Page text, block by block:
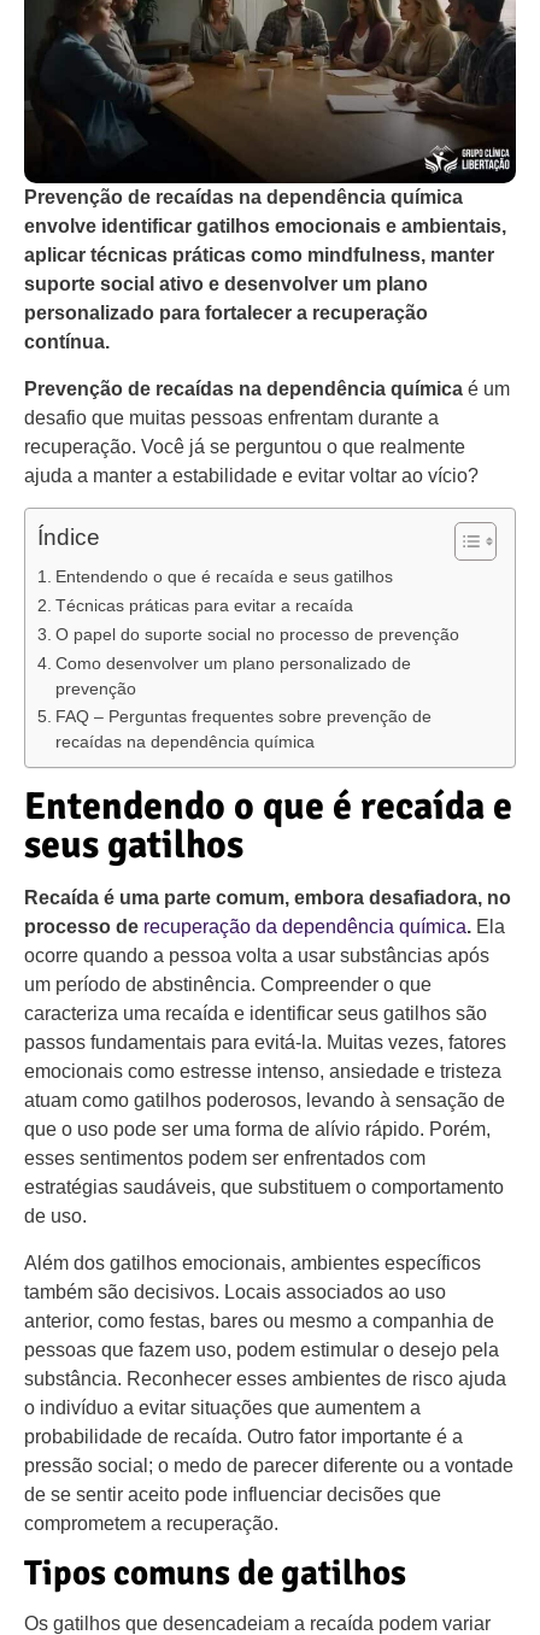
Prevenção de recaídas na dependência química
envolve identificar gatilhos emocionais e ambientais,
aplicar técnicas práticas como mindfulness, manter
suporte social ativo e desenvolver um plano
personalizado para fortalecer a recuperação
contínua.
Prevenção de recaídas na dependência química é um
desafio que muitas pessoas enfrentam durante a
recuperação. Você já se perguntou o que realmente
ajuda a manter a estabilidade e evitar voltar ao vício?
Índice
Entendendo o que é recaída e seus gatilhos
Técnicas práticas para evitar a recaída
O papel do suporte social no processo de prevenção
Como desenvolver um plano personalizado de
prevenção
FAQ – Perguntas frequentes sobre prevenção de
recaídas na dependência química
Entendendo o que é recaída e
seus gatilhos
Recaída é uma parte comum, embora desafiadora, no
processo de recuperação da dependência química. Ela
ocorre quando a pessoa volta a usar substâncias após
um período de abstinência. Compreender o que
caracteriza uma recaída e identificar seus gatilhos são
passos fundamentais para evitá-la. Muitas vezes, fatores
emocionais como estresse intenso, ansiedade e tristeza
atuam como gatilhos poderosos, levando à sensação de
que o uso pode ser uma forma de alívio rápido. Porém,
esses sentimentos podem ser enfrentados com
estratégias saudáveis, que substituem o comportamento
de uso.
Além dos gatilhos emocionais, ambientes específicos
também são decisivos. Locais associados ao uso
anterior, como festas, bares ou mesmo a companhia de
pessoas que fazem uso, podem estimular o desejo pela
substância. Reconhecer esses ambientes de risco ajuda
o indivíduo a evitar situações que aumentem a
probabilidade de recaída. Outro fator importante é a
pressão social; o medo de parecer diferente ou a vontade
de se sentir aceito pode influenciar decisões que
comprometem a recuperação.
Tipos comuns de gatilhos
Os gatilhos que desencadeiam a recaída podem variar